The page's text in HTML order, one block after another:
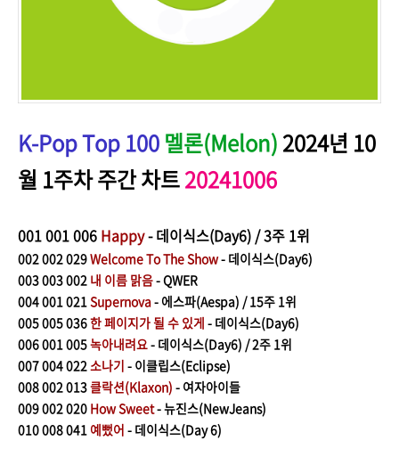
K-Pop Top 100멜론(Melon)2024년 10
월 1주차 주간 차트20241006
001001 006 Happy- 데이식스(Day6) / 3주 1위
002002 029Welcome To The Show- 데이식스(Day6)
003003 002 내 이름 맑음- QWER
004001 021Supernova- 에스파(Aespa) / 15주 1위
005005 036한 페이지가 될 수 있게 - 데이식스(Day6)
006001 005녹아내려요- 데이식스(Day6) / 2주 1위
007004 022소나기 - 이클립스(Eclipse)
008002 013클락션(Klaxon) - 여자아이들
009002 020 How Sweet- 뉴진스(NewJeans)
010008 041 예뻤어 - 데이식스(Day 6)